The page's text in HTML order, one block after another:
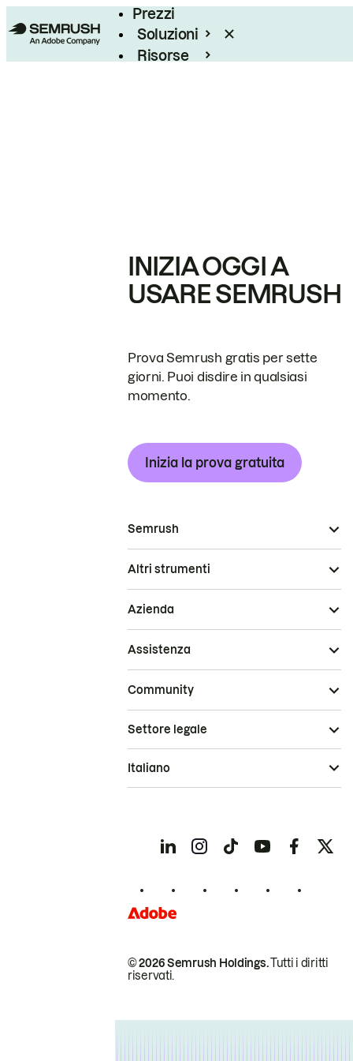
Prezzi
Soluzioni
Risorse
INIZIA OGGI A
USARE SEMRUSH
Prova Semrush gratis per sette
giorni. Puoi disdire in qualsiasi
momento.
Inizia la prova gratuita
Semrush
Altri strumenti
Azienda
Assistenza
Community
© 2026 Semrush Holdings.Tutti i diritti
riservati.
Settore legale
Italiano